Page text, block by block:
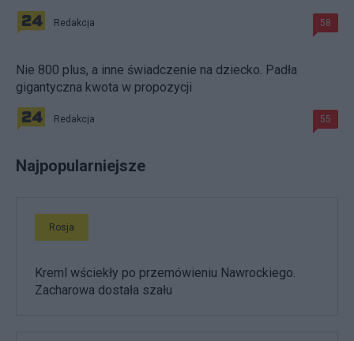
Redakcja 58
Nie 800 plus, a inne świadczenie na dziecko. Padła
gigantyczna kwota w propozycji
Redakcja 55
Najpopularniejsze
Rosja
Kreml wściekły po przemówieniu Nawrockiego.
Zacharowa dostała szału